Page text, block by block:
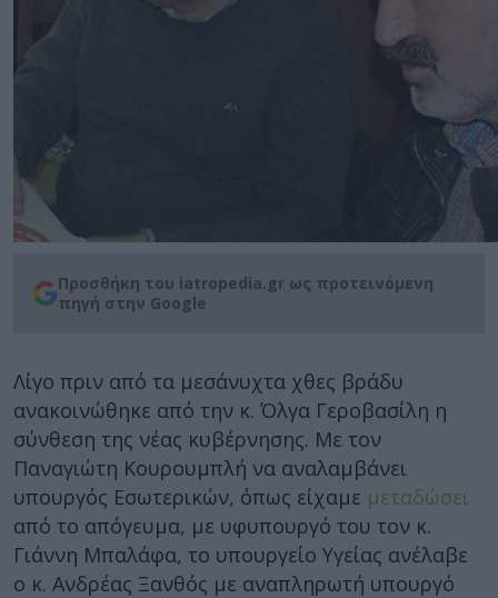
Προσθήκη του iatropedia.gr ως προτεινόμενη
πηγή στην Google
Λίγο πριν από τα μεσάνυχτα χθες βράδυ
ανακοινώθηκε από την κ. Όλγα Γεροβασίλη η
σύνθεση της νέας κυβέρνησης. Με τον
Παναγιώτη Κουρουμπλή να αναλαμβάνει
υπουργός Εσωτερικών, όπως είχαμε μεταδώσει
από το απόγευμα, με υφυπουργό του τον κ.
Γιάννη Μπαλάφα, το υπουργείο Υγείας ανέλαβε
ο κ. Ανδρέας Ξανθός με αναπληρωτή υπουργό